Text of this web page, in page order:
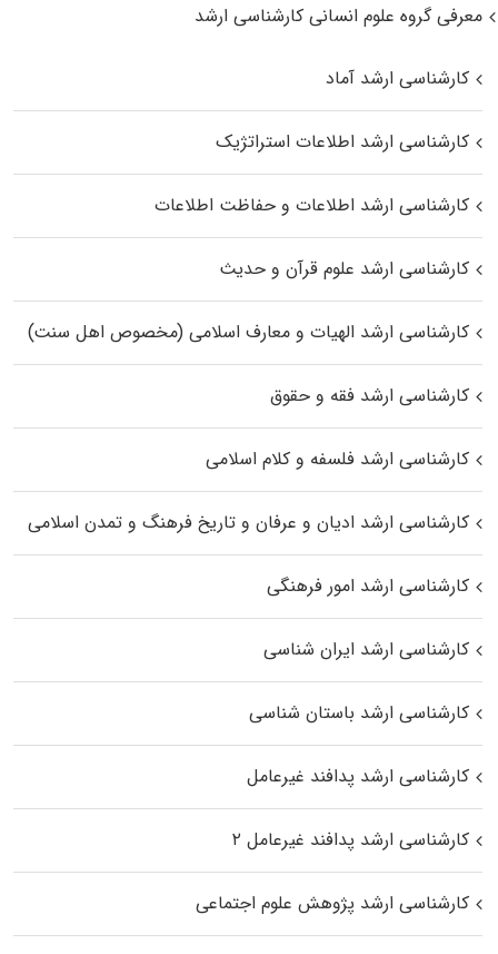
معرفی گروه علوم انسانی کارشناسی ارشد
کارشناسی ارشد آماد
کارشناسی ارشد اطلاعات استراتژیک
کارشناسی ارشد اطلاعات و حفاظت اطلاعات
کارشناسی ارشد علوم قرآن و حدیث
کارشناسی ارشد الهیات و معارف اسلامی (مخصوص اهل سنت)
کارشناسی ارشد فقه و حقوق
کارشناسی ارشد فلسفه و کلام اسلامی
کارشناسی ارشد ادیان و عرفان و تاریخ فرهنگ و تمدن اسلامی
کارشناسی ارشد امور فرهنگی
کارشناسی ارشد ایران شناسی
کارشناسی ارشد باستان شناسی
کارشناسی ارشد پدافند غیرعامل
کارشناسی ارشد پدافند غیرعامل ۲
کارشناسی ارشد پژوهش علوم اجتماعی